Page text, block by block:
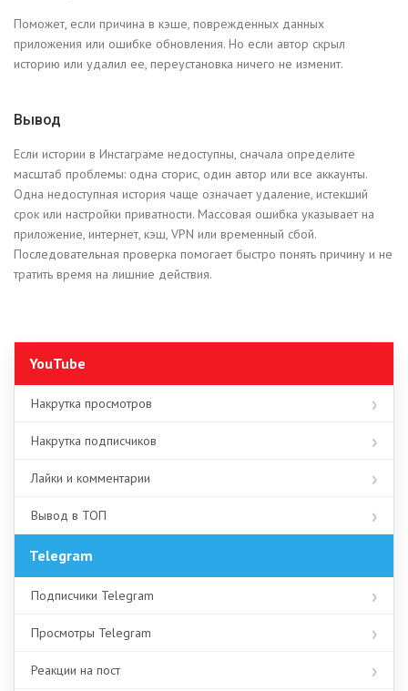
Поможет, если причина в кэше, поврежденных данных
приложения или ошибке обновления. Но если автор скрыл
историю или удалил ее, переустановка ничего не изменит.
Вывод
Если истории в Инстаграме недоступны, сначала определите
масштаб проблемы: одна сторис, один автор или все аккаунты.
Одна недоступная история чаще означает удаление, истекший
срок или настройки приватности. Массовая ошибка указывает на
приложение, интернет, кэш, VPN или временный сбой.
Последовательная проверка помогает быстро понять причину и не
тратить время на лишние действия.
YouTube
Накрутка просмотров
Накрутка подписчиков
Лайки и комментарии
Вывод в ТОП
Telegram
Подписчики Telegram
Просмотры Telegram
Реакции на пост